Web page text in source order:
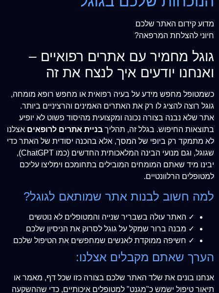
מדוע קידום האתר שלכם
חיוני להצלחת המרפאה?
גוגל מחמיר עם אתרים רפואיים –
ואנחנו יודעים איך לנצח את זה
כשמטופל מחפש מידע על בעיה רפואית או מחפש רופא מומחה,
גוגל רוצה להציג לו רק את האתרים האמינים והרציניים ביותר.
אתר שלא נבנה בצורה נכונה ומקצועית מהיסוד פשוט לא יופיע
בתוצאות החיפוש. בגלל זה, תהליך בניית אתרים לרופאים אצלנו
לא מתמקד רק ביופי של המסך, אלא בהכנה יסודית של האתר כדי
שגוגל, וגם מנועי הבינה המלאכותית החדשים (כמו ChatGPT),
יבינו מיד שאתם המומחים המובילים בתחומכם וימליצו עליכם
למטופלים הרלוונטיים.
למה חשוב לבנות אתר שמותאם לגוגל?
✓ האתר עולה בשבריר שנייה והמטופלים לא נוטשים
✓ מבנה ברור שמקל על גוגל לסרוק את הניסיון שלכם
✓ חשיפה ממוקדת לאנשים שמחפשים את הטיפול שלכם
הערך שאתם מקבלים אצלנו:
אנחנו בונים את שלד האתר שלכם בצורה כזו שכל דף, מאמר או
תיאור טיפול ישמש כ"מגנט" למטופלים איכותיים, כדי שההשקעה